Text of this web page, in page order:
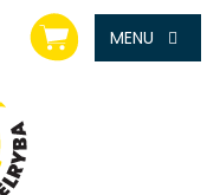
NÁKUPNÍ
KOŠÍK